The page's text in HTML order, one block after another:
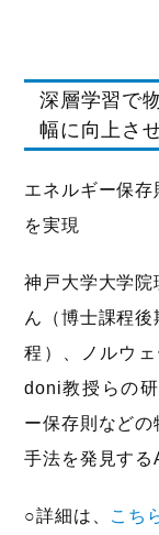
深層学習で
幅に向上さ
エネルギー保
を実現
神戸大学大学院
ん（博士課程
程）、ノルウ
doni教授らの
ー保存則など
手法を発見する
○詳細は、 こち